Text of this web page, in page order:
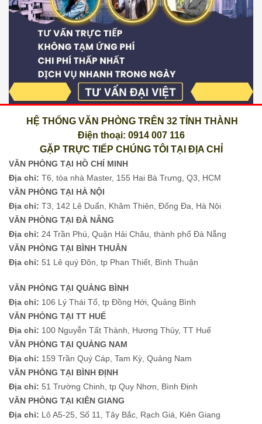
HỆ THỐNG VĂN PHÒNG TRÊN 32 TỈNH THÀNH
Điện thoại: 0914 007 116
GẶP TRỰC TIẾP CHÚNG TÔI TẠI ĐỊA CHỈ
VĂN PHÒNG TẠI HỒ CHÍ MINH
Địa chỉ: T6, tòa nhà Master, 155 Hai Bà Trưng, Q3, HCM
VĂN PHÒNG TẠI HÀ NỘI
Địa chỉ: T3, 142 Lê Duẩn, Khâm Thiên, Đống Đa, Hà Nội
VĂN PHÒNG TẠI ĐÀ NẴNG
Địa chỉ: 24 Trần Phú, Quận Hải Châu, thành phố Đà Nẵng
VĂN PHÒNG TẠI BÌNH THUÂN
Địa chỉ: 51 Lê quý Đôn, tp Phan Thiết, Bình Thuận
VĂN PHÒNG TẠI QUẢNG BÌNH
Địa chỉ: 106 Lý Thái Tổ, tp Đồng Hới, Quảng Bình
VĂN PHÒNG TẠI TT HUẾ
Địa chỉ: 100 Nguyễn Tất Thành, Hương Thủy, TT Huế
VĂN PHÒNG TẠI QUẢNG NAM
Địa chỉ: 159 Trần Quý Cáp, Tam Kỳ, Quảng Nam
VĂN PHÒNG TẠI BÌNH ĐỊNH
Địa chỉ: 51 Trường Chinh, tp Quy Nhơn, Bình Định
VĂN PHÒNG TẠI KIÊN GIANG
Địa chỉ: Lô A5-25, Số 11, Tây Bắc, Rạch Giá, Kiên Giang